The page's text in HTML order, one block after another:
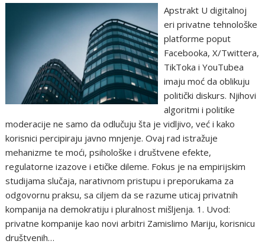
Apstrakt U digitalnoj
eri privatne tehnološke
platforme poput
Facebooka, X/Twittera,
TikToka i YouTubea
imaju moć da oblikuju
politički diskurs. Njihovi
algoritmi i politike
moderacije ne samo da odlučuju šta je vidljivo, već i kako
korisnici percipiraju javno mnjenje. Ovaj rad istražuje
mehanizme te moći, psihološke i društvene efekte,
regulatorne izazove i etičke dileme. Fokus je na empirijskim
studijama slučaja, narativnom pristupu i preporukama za
odgovornu praksu, sa ciljem da se razume uticaj privatnih
kompanija na demokratiju i pluralnost mišljenja. 1. Uvod:
privatne kompanije kao novi arbitri Zamislimo Mariju, korisnicu
društvenih…